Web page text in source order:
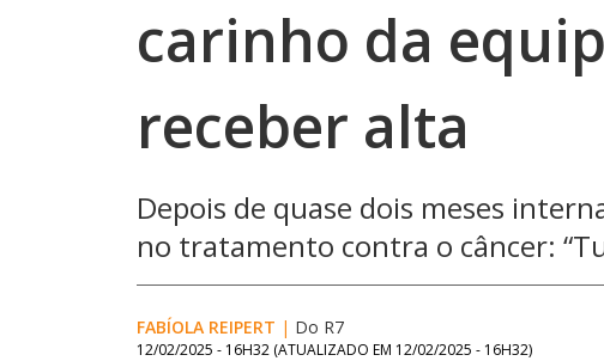
carinho da
receber alta
Depois de quase dois meses
no tratamento contra o câncer:
FABÍOLA REIPERT | Do R7
12/02/2025 - 16H32 (ATUALIZADO EM 12/02/2025 - 16H32)